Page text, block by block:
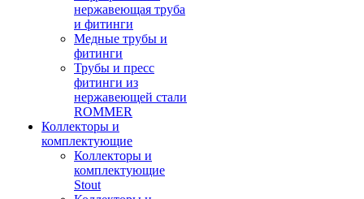
нержавеющая труба
и фитинги
Медные трубы и
фитинги
Трубы и пресс
фитинги из
нержавеющей стали
ROMMER
Коллекторы и
комплектующие
Коллекторы и
комплектующие
Stout